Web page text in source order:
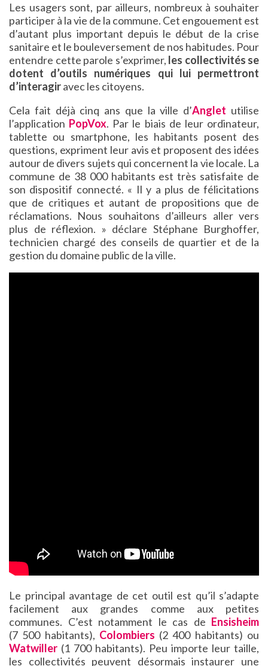
Les usagers sont, par ailleurs, nombreux à souhaiter
participer à la vie de la commune. Cet engouement est
d’autant plus important depuis le début de la crise
sanitaire et le bouleversement de nos habitudes. Pour
entendre cette parole s’exprimer, les collectivités se
dotent d’outils numériques qui lui permettront
d’interagiravec les citoyens.
Cela fait déjà cinq ans que la ville d’Anglet utilise
l’application PopVox. Par le biais de leur ordinateur,
tablette ou smartphone, les habitants posent des
questions, expriment leur avis et proposent des idées
autour de divers sujets qui concernent la vie locale. La
commune de 38 000 habitants est très satisfaite de
son dispositif connecté. « Il y a plus de félicitations
que de critiques et autant de propositions que de
réclamations. Nous souhaitons d’ailleurs aller vers
plus de réflexion. » déclare Stéphane Burghoffer,
technicien chargé des conseils de quartier et de la
gestion du domaine public de la ville.
Le principal avantage de cet outil est qu’il s’adapte
facilement aux grandes comme aux petites
communes. C’est notamment le cas de Ensisheim
(7 500 habitants), Colombiers (2 400 habitants) ou
Watwiller (1 700 habitants). Peu importe leur taille,
les collectivités peuvent désormais instaurer une